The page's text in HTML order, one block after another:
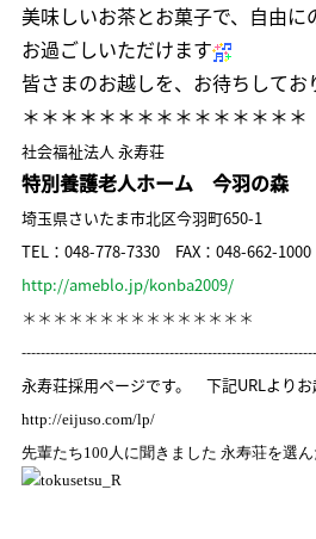
美味しいお茶とお菓子で、自由に
お過ごしいただけます
皆さまのお越しを、お待ちしてお
＊＊＊＊＊＊＊＊＊＊＊＊＊＊＊
社会福祉法人 永寿荘
特別養護老人ホーム 今羽の森
埼玉県さいたま市北区今羽町650-1
TEL：048-778-7330 FAX：048-662-1000
http://ameblo.jp/konba2009/
＊＊＊＊＊＊＊＊＊＊＊＊＊＊＊
永寿荘採用ページです。 下記URLより
http://eijuso.com/lp/
先輩たち100人に聞きました 永寿荘を選